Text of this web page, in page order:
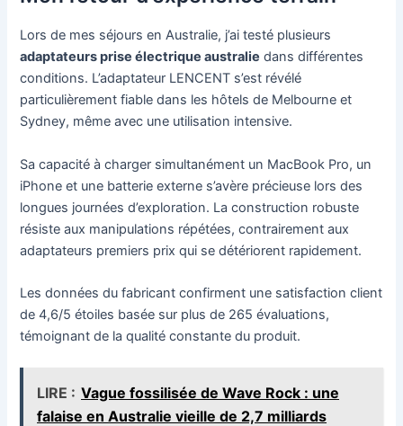
Lors de mes séjours en Australie, j’ai testé plusieurs
adaptateurs prise électrique australie dans différentes
conditions. L’adaptateur LENCENT s’est révélé
particulièrement fiable dans les hôtels de Melbourne et
Sydney, même avec une utilisation intensive.
Sa capacité à charger simultanément un MacBook Pro, un
iPhone et une batterie externe s’avère précieuse lors des
longues journées d’exploration. La construction robuste
résiste aux manipulations répétées, contrairement aux
adaptateurs premiers prix qui se détériorent rapidement.
Les données du fabricant confirment une satisfaction client
de 4,6/5 étoiles basée sur plus de 265 évaluations,
témoignant de la qualité constante du produit.
LIRE : Vague fossilisée de Wave Rock : une
falaise en Australie vieille de 2,7 milliards